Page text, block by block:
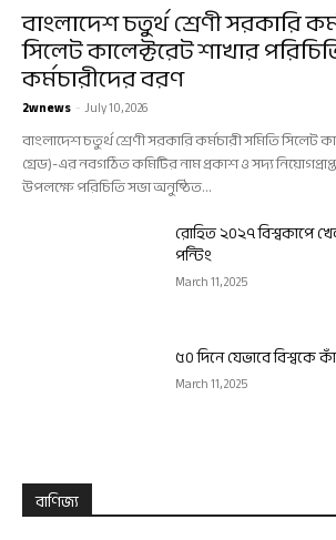
বাংলাদেশ চতুর্থ শ্রেণী সরকারি
সিলেট কালেক্টরেট শাখার
কর্মচারীদের বরণ
2wnews -July 10, 2026
বাংলাদেশ চতুর্থ শ্রেণী সরকারি কর্মচারী সমিতি সিলেট
গ্রেড)-এর নবগঠিত কমিটির নাম প্রকাশ ও সদ্য
উপলক্ষে পরিচিতি সভা অনুষ্ঠিত...
রোহিত ২০২৭ বিশ্বকাপে
পন্টিং
March 11, 2025
৫০ দিনে যেভাবে বিশ্বকে
March 11, 2025
বাণিজ্য